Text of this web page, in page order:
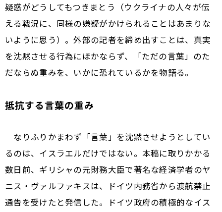
疑惑がどうしてもつきまとう（ウクライナの人々が伝
える戦況に、同様の嫌疑がかけられることはあまりな
いように思う）。外部の記者を締め出すことは、真実
を沈黙させる行為にほかならず、「ただの言葉」のた
だならぬ重みを、いかに恐れているかを物語る。
抵抗する言葉の重み
なりふりかまわず「言葉」を沈黙させようとしてい
るのは、イスラエルだけではない。本稿に取りかかる
数日前、ギリシャの元財務大臣で著名な経済学者のヤ
ニス・ヴァルファキスは、ドイツ内務省から渡航禁止
通告を受けたと発信した。ドイツ政府の積極的なイス